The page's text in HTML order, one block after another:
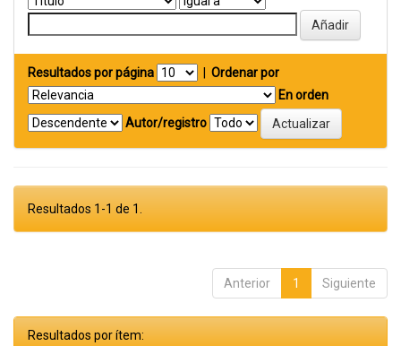
Resultados por página
Ordenar por
En orden
Autor/registro
Resultados 1-1 de 1.
Anterior 1 Siguiente
Resultados por ítem: